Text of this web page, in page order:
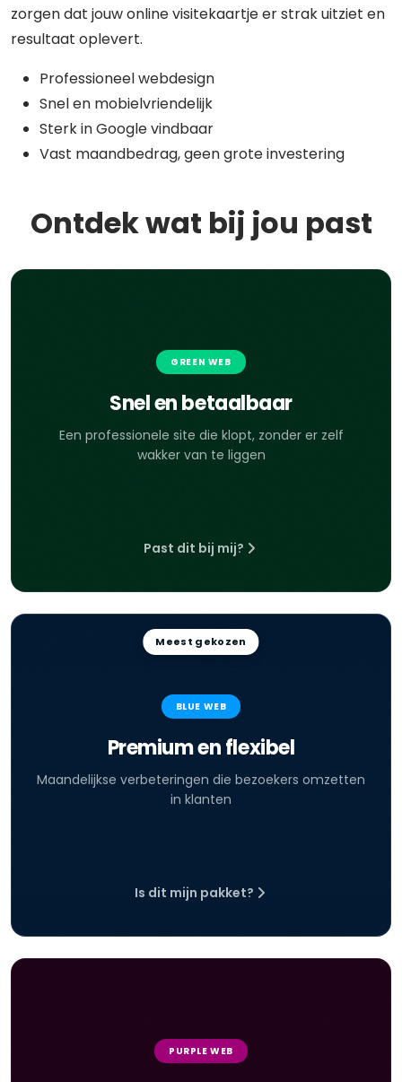
zorgen dat jouw online visitekaartje er strak uitziet en
resultaat oplevert.
Professioneel webdesign
Snel en mobielvriendelijk
Sterk in Google vindbaar
Vast maandbedrag, geen grote investering
Ontdek wat bij jou past
GREEN WEB
Snel en betaalbaar
Een professionele site die klopt, zonder er zelf
wakker van te liggen
Past dit bij mij?
Meest gekozen
BLUE WEB
Premium en flexibel
Maandelijkse verbeteringen die bezoekers omzetten
in klanten
Is dit mijn pakket?
PURPLE WEB